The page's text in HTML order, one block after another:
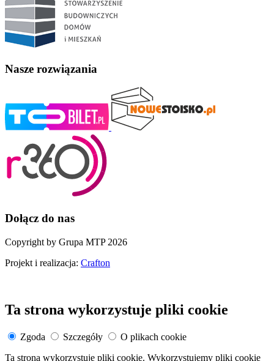
Nasze rozwiązania
Dołącz do nas
Copyright by Grupa MTP 2026
Projekt i realizacja: Crafton
Ta strona wykorzystuje pliki cookie
Zgoda Szczegóły
O plikach cookie
Ta strona wykorzystuje pliki cookie. Wykorzystujemy pliki cookie